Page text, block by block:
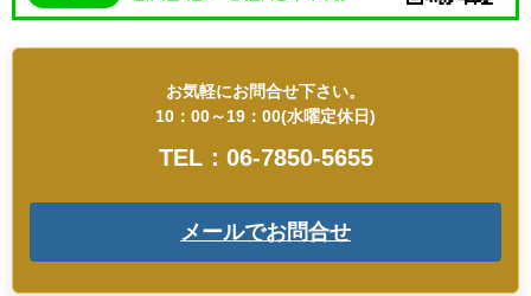
お気軽にお問合せ下さい。
10：00～19：00(水曜定休日)
TEL：06-7850-5655
メールでお問合せ